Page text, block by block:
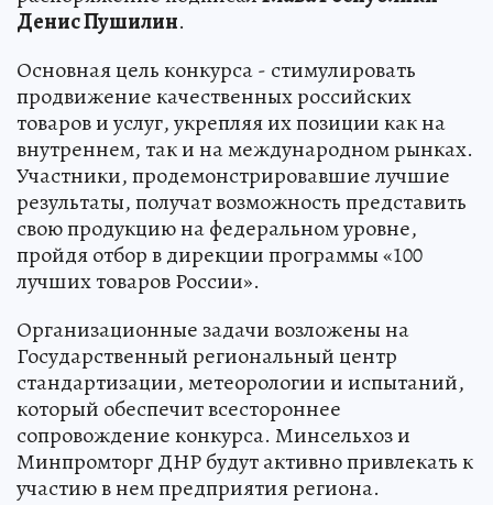
Денис Пушилин.
Основная цель конкурса - стимулировать
продвижение качественных российских
товаров и услуг, укрепляя их позиции как на
внутреннем, так и на международном рынках.
Участники, продемонстрировавшие лучшие
результаты, получат возможность представить
свою продукцию на федеральном уровне,
пройдя отбор в дирекции программы «100
лучших товаров России».
Организационные задачи возложены на
Государственный региональный центр
стандартизации, метеорологии и испытаний,
который обеспечит всестороннее
сопровождение конкурса. Минсельхоз и
Минпромторг ДНР будут активно привлекать к
участию в нем предприятия региона.